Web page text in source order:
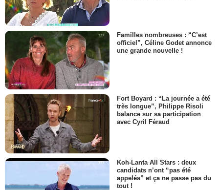
Familles nombreuses : “C’est
officiel”, Céline Godet annonce
une grande nouvelle !
Fort Boyard : “La journée a été
très longue”, Philippe Risoli
balance sur sa participation
avec Cyril Féraud
Koh-Lanta All Stars : deux
candidats n’ont “pas été
appelés” et ça ne passe pas du
tout !